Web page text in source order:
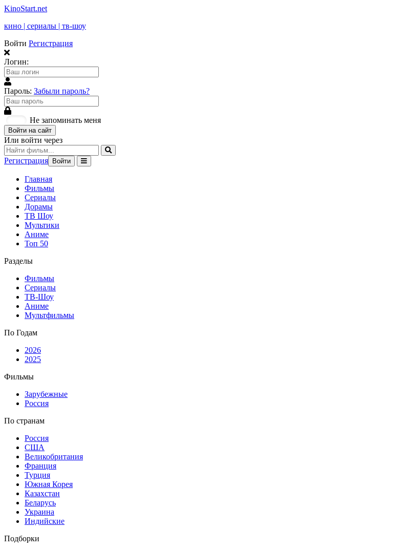
KinoStart.net
кино | сериалы | тв-шоу
Войти Регистрация
Логин:
Пароль: Забыли пароль?
Не запоминать меня
Войти на сайт
Или войти через
Регистрация Войти
Главная
Фильмы
Сериалы
Дорамы
ТВ Шоу
Мультики
Аниме
Топ 50
Разделы
Фильмы
Сериалы
ТВ-Шоу
Аниме
Мультфильмы
По Годам
2026
2025
Фильмы
Зарубежные
Россия
По странам
Россия
США
Великобритания
Франция
Турция
Южная Корея
Казахстан
Беларусь
Украина
Индийские
Подборки